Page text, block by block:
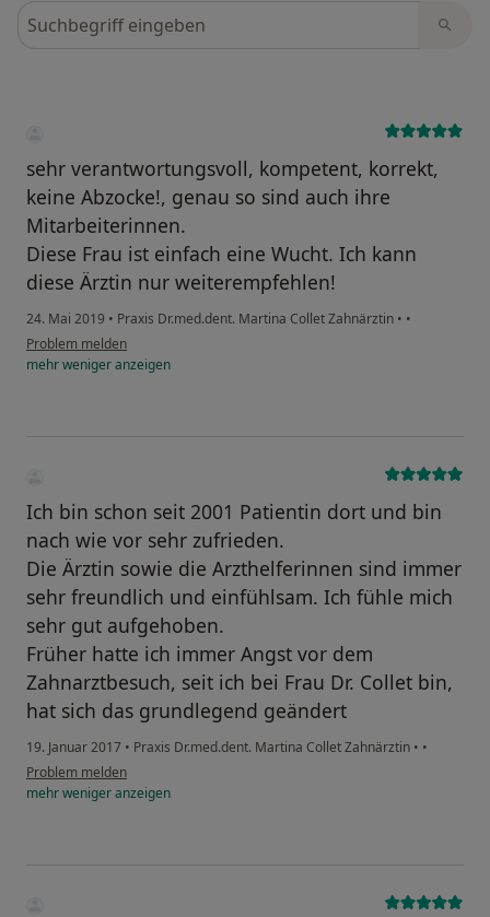
Bewertungen durchsuchen
sehr verantwortungsvoll, kompetent, korrekt,
keine Abzocke!, genau so sind auch ihre
Mitarbeiterinnen.
Diese Frau ist einfach eine Wucht. Ich kann
diese Ärztin nur weiterempfehlen!
24. Mai 2019 • Praxis Dr.med.dent. Martina Collet Zahnärztin • •
Problem melden
mehrwenigeranzeigen
Ich bin schon seit 2001 Patientin dort und bin
nach wie vor sehr zufrieden.
Die Ärztin sowie die Arzthelferinnen sind immer
sehr freundlich und einfühlsam. Ich fühle mich
sehr gut aufgehoben.
Früher hatte ich immer Angst vor dem
Zahnarztbesuch, seit ich bei Frau Dr. Collet bin,
hat sich das grundlegend geändert
19. Januar 2017 • Praxis Dr.med.dent. Martina Collet Zahnärztin • •
Problem melden
mehrwenigeranzeigen